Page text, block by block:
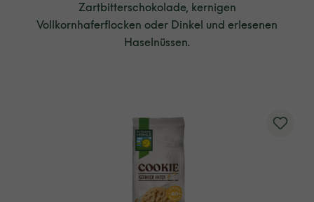
Zartbitterschokolade, kernigen
Vollkornhaferflocken oder Dinkel und erlesenen
Haselnüssen.